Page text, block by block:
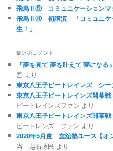
飛鳥Ⅱ⑤ コミュニケーションマ
飛鳥Ⅱ④ 初講演 「コミュニケ
生！」
最近のコメント
『夢を見て 夢を叶えて 夢になる
吾 より
東京八王子ビートレインズ シー
東京八王子ビートレインズ開幕
ビートレインズファン より
東京八王子ビートレインズ開幕
ビートレンズ ファン より
2020年5月度 室舘塾ユース【オ
当 越石琢民 より